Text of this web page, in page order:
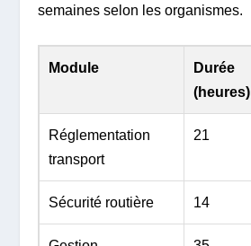
semaines selon les organismes.
Module
Durée
(heures)
Réglementation
transport
21
Sécurité routière 14